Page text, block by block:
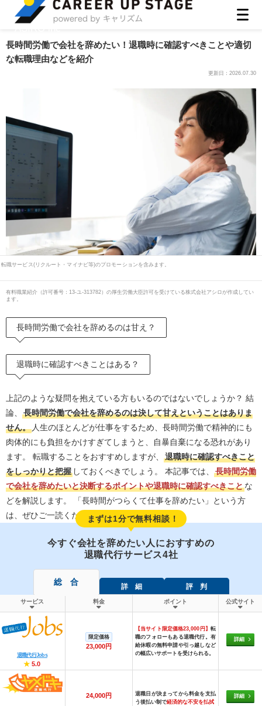
長時間労働で会社を辞めたい！退職時に確認すべきことや適切
な転職理由などを紹介
更新日：2026.07.30
転職サービス(リクルート・マイナビ等)のプロモーションを含みます。
有料職業紹介（許可番号：13-ユ-313782）の厚生労働大臣許可を受けている株式会社アシロが作成してい
ます。
長時間労働で会社を辞めるのは甘え？
退職時に確認すべきことはある？
上記のような疑問を抱えている方もいるのではないでしょうか？ 結
論、
長時間労働で会社を辞めるのは決して甘えということはありま
せん。人生のほとんどが仕事をするため、長時間労働で精神的にも
肉体的にも負担をかけすぎてしまうと、自暴自棄になる恐れがあり
ます。 転職することをおすすめしますが、
退職時に確認すべきこと
をしっかりと把握しておくべきでしょう。 本記事では、
長時間労働
で会社を辞めたいと決断するポイントや退職時に確認すべきことな
どを解説します。 「長時間がつらくて仕事を辞めたい」という方
は、ぜひご一読ください。まずは1分で無料相談！
今すぐ会社を辞めたい人におすすめの
退職代行サービス4社
総 合 詳 細 評 判
サービス 料金 ポイント 公式サイト
退職代行Jobs
★ 5.0
限定価格
23,000円
【当サイト限定価格23,000円】 転
職のフォローもある退職代行。有
給休暇の無料申請や引っ越しなど
の幅広いサポートを受けられる。
詳細
24,000円
退職日が決まってから料金を支払
う後払い制で経済的な不安を払拭
詳細